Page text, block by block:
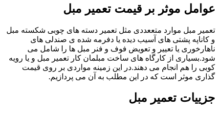
عوامل موثر بر قیمت تعمیر مبل
تعمیر مبل موارد متععددی مثل تعمیر دسته های چوبی شکسته مبل
و کاناپه پشتی های آسیب دیده یا دفرمه شده ی صندلی های
ناهارخوری یا تعییر و تعویض فوف و فنر مبل ها را شامل می
شود.بسیاری از کارگاه های ساخت مبلمان کار تعمیر مبل و یا رویه
کوبی را هم انجام می دهند.در این زمینه مواردی بر روی قیمت
گذاری موثر است که در این مطلب به آن می پردازیم.
جزییات تعمیر مبل